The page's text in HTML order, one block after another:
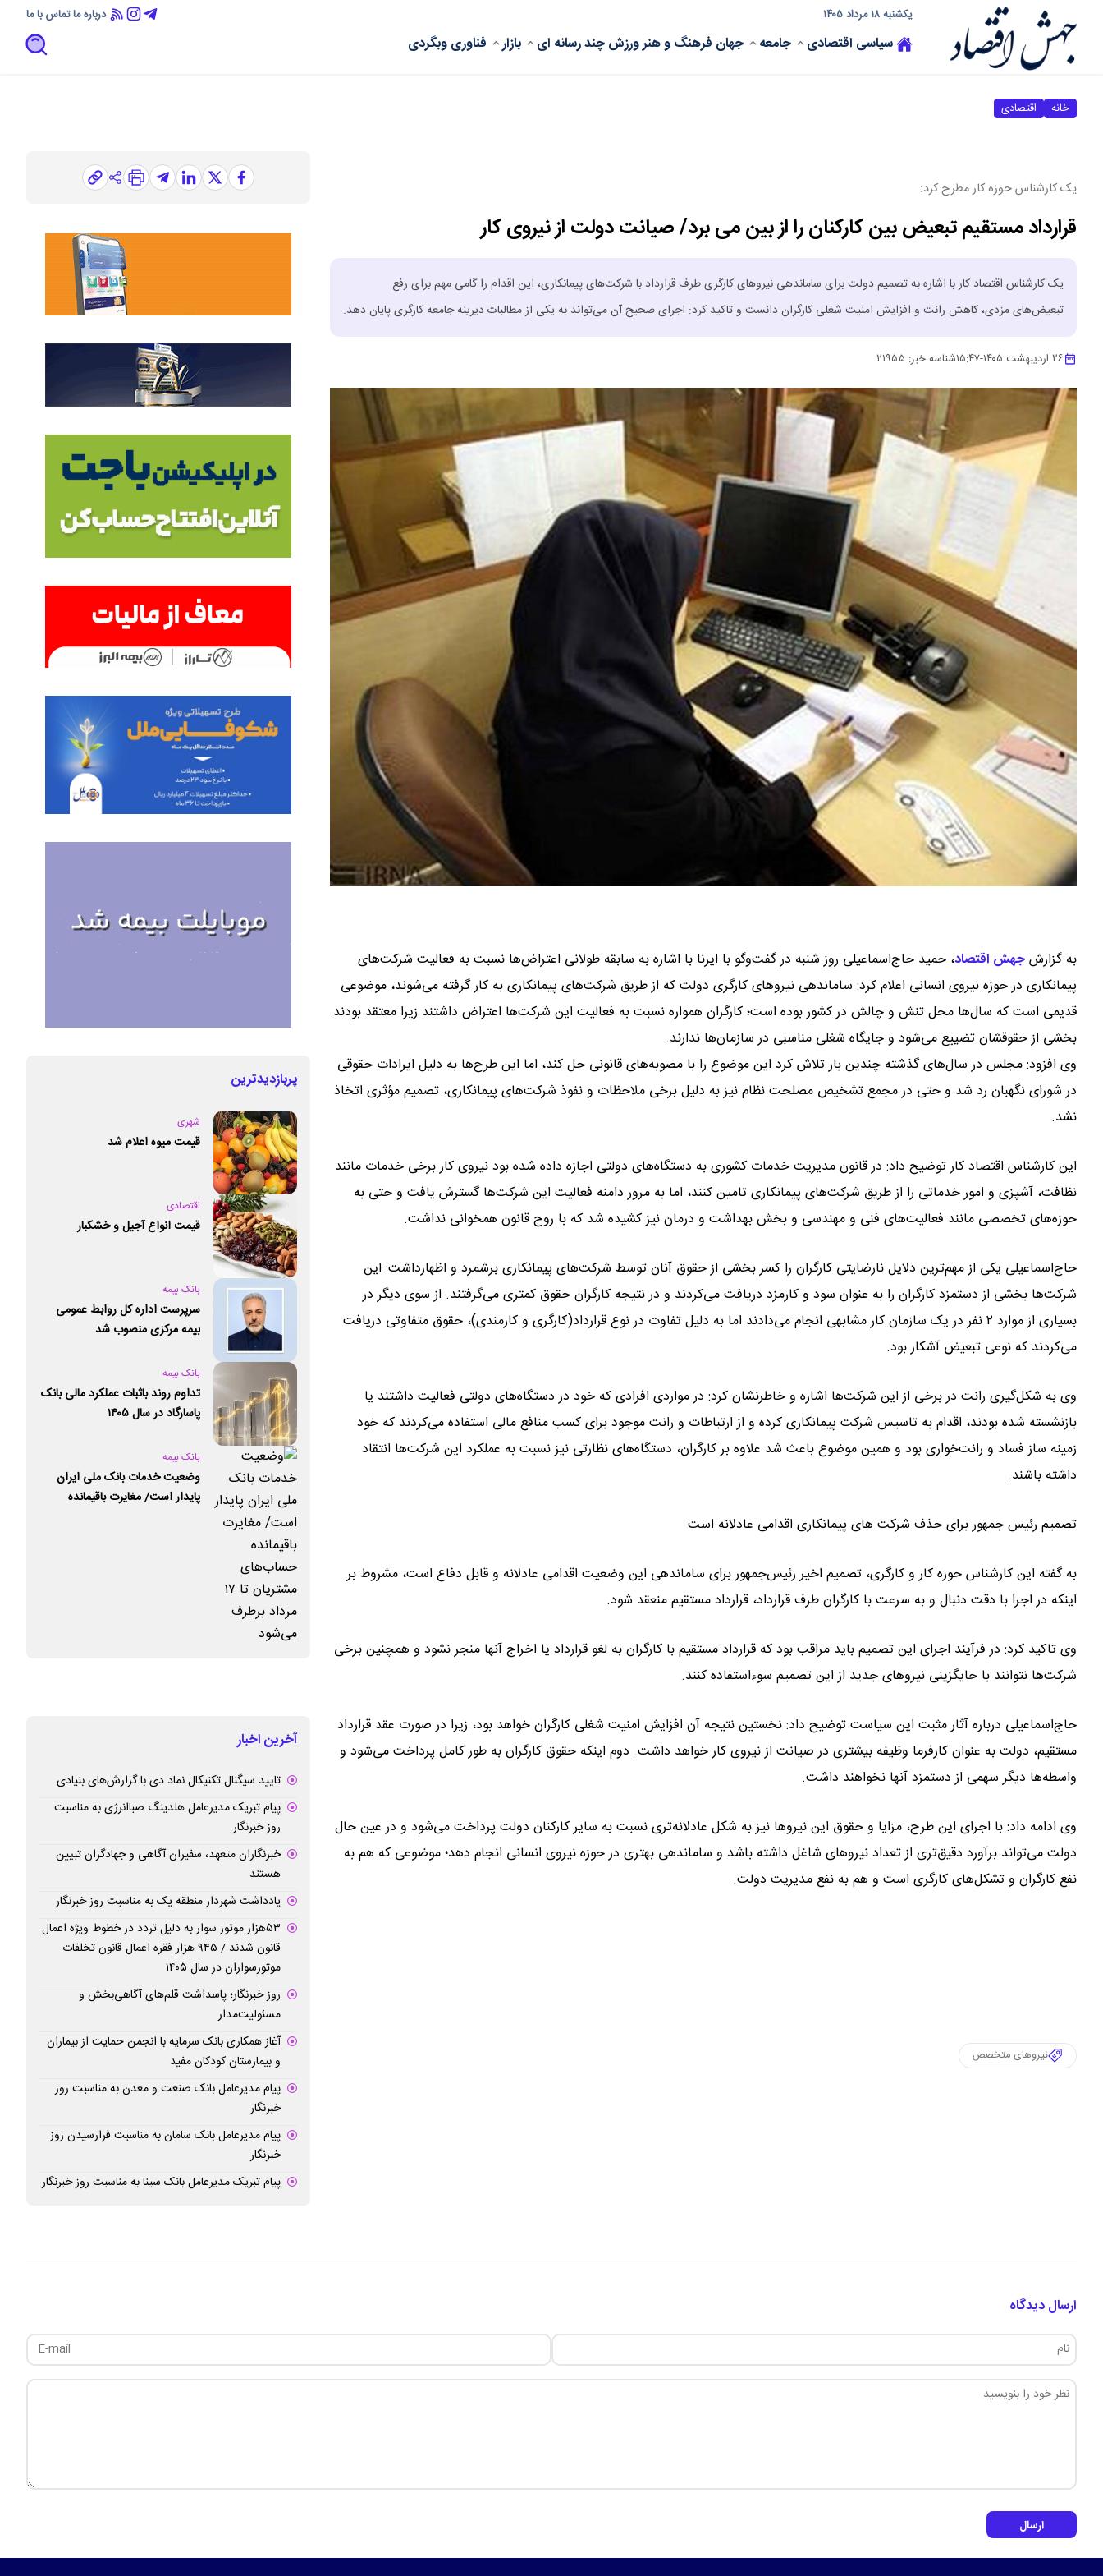
یکشنبه ۱۸ مرداد ۱۴۰۵ درباره ماتماس با ما
سیاسی اقتصادی جامعه جهان فرهنگ و هنرورزشچند رسانه ای بازار فناوریوبگردی
خانه اقتصادی
یک کارشناس حوزه کار مطرح کرد:
قرارداد مستقیم تبعیض بین کارکنان را از بین می برد/ صیانت دولت از نیروی کار
یک کارشناس اقتصاد کار با اشاره به تصمیم دولت برای ساماندهی نیروهای کارگری طرف قرارداد با شرکت‌های پیمانکاری، این اقدام را گامی مهم برای رفع
تبعیض‌های مزدی، کاهش رانت و افزایش امنیت شغلی کارگران دانست و تاکید کرد: اجرای صحیح آن می‌تواند به یکی از مطالبات دیرینه جامعه کارگری پایان دهد.
۲۶ اردیبهشت ۱۴۰۵ -۱۵:۴۷شناسه خبر: ۲۱۹۵۵
به گزارشجهش اقتصاد، حمید حاج‌اسماعیلی روز شنبه در گفت‌وگو با ایرنا با اشاره به سابقه طولانی اعتراض‌ها نسبت به فعالیت شرکت‌های
پیمانکاری در حوزه نیروی انسانی اعلام کرد: ساماندهی نیروهای کارگری دولت که از طریق شرکت‌های پیمانکاری به کار گرفته می‌شوند، موضوعی
قدیمی است که سال‌ها محل تنش و چالش در کشور بوده است؛ کارگران همواره نسبت به فعالیت این شرکت‌ها اعتراض داشتند زیرا معتقد بودند
بخشی از حقوقشان تضییع می‌شود و جایگاه شغلی مناسبی در سازمان‌ها ندارند.
وی افزود: مجلس در سال‌های گذشته چندین بار تلاش کرد این موضوع را با مصوبه‌های قانونی حل کند، اما این طرح‌ها به دلیل ایرادات حقوقی
در شورای نگهبان رد شد و حتی در مجمع تشخیص مصلحت نظام نیز به دلیل برخی ملاحظات و نفوذ شرکت‌های پیمانکاری، تصمیم مؤثری اتخاذ
نشد.
این کارشناس اقتصاد کار توضیح داد: در قانون مدیریت خدمات کشوری به دستگاه‌های دولتی اجازه داده شده بود نیروی کار برخی خدمات مانند
نظافت، آشپزی و امور خدماتی را از طریق شرکت‌های پیمانکاری تامین کنند، اما به مرور دامنه فعالیت این شرکت‌ها گسترش یافت و حتی به
حوزه‌های تخصصی مانند فعالیت‌های فنی و مهندسی و بخش بهداشت و درمان نیز کشیده شد که با روح قانون همخوانی نداشت.
حاج‌اسماعیلی یکی از مهم‌ترین دلایل نارضایتی کارگران را کسر بخشی از حقوق آنان توسط شرکت‌های پیمانکاری برشمرد و اظهارداشت: این
شرکت‌ها بخشی از دستمزد کارگران را به عنوان سود و کارمزد دریافت می‌کردند و در نتیجه کارگران حقوق کمتری می‌گرفتند. از سوی دیگر در
بسیاری از موارد ۲ نفر در یک سازمان کار مشابهی انجام می‌دادند اما به دلیل تفاوت در نوع قرارداد(کارگری و کارمندی)، حقوق متفاوتی دریافت
می‌کردند که نوعی تبعیض آشکار بود.
وی به شکل‌گیری رانت در برخی از این شرکت‌ها اشاره و خاطرنشان کرد: در مواردی افرادی که خود در دستگاه‌های دولتی فعالیت داشتند یا
بازنشسته شده بودند، اقدام به تاسیس شرکت پیمانکاری کرده و از ارتباطات و رانت موجود برای کسب منافع مالی استفاده می‌کردند که خود
زمینه ساز فساد و رانت‌خواری بود و همین موضوع باعث شد علاوه بر کارگران، دستگاه‌های نظارتی نیز نسبت به عملکرد این شرکت‌ها انتقاد
داشته باشند.
تصمیم رئیس جمهور برای حذف شرکت های پیمانکاری اقدامی عادلانه است
به گفته این کارشناس حوزه کار و کارگری، تصمیم اخیر رئیس‌جمهور برای ساماندهی این وضعیت اقدامی عادلانه و قابل دفاع است، مشروط بر
اینکه در اجرا با دقت دنبال و به سرعت با کارگران طرف قرارداد، قرارداد مستقیم منعقد شود.
وی تاکید کرد: در فرآیند اجرای این تصمیم باید مراقب بود که قرارداد مستقیم با کارگران به لغو قرارداد یا اخراج آنها منجر نشود و همچنین برخی
شرکت‌ها نتوانند با جایگزینی نیروهای جدید از این تصمیم سوءاستفاده کنند.
حاج‌اسماعیلی درباره آثار مثبت این سیاست توضیح داد: نخستین نتیجه آن افزایش امنیت شغلی کارگران خواهد بود، زیرا در صورت عقد قرارداد
مستقیم، دولت به عنوان کارفرما وظیفه بیشتری در صیانت از نیروی کار خواهد داشت. دوم اینکه حقوق کارگران به طور کامل پرداخت می‌شود و
واسطه‌ها دیگر سهمی از دستمزد آنها نخواهند داشت.
وی ادامه داد: با اجرای این طرح، مزایا و حقوق این نیروها نیز به شکل عادلانه‌تری نسبت به سایر کارکنان دولت پرداخت می‌شود و در عین حال
دولت می‌تواند برآورد دقیق‌تری از تعداد نیروهای شاغل داشته باشد و ساماندهی بهتری در حوزه نیروی انسانی انجام دهد؛ موضوعی که هم به
نفع کارگران و تشکل‌های کارگری است و هم به نفع مدیریت دولت.
نیروهای متخصص
پربازدیدترین
شهری
قیمت میوه اعلام شد
اقتصادی
قیمت انواع آجیل و خشکبار
بانک بیمه
سرپرست اداره کل روابط عمومی
بیمه مرکزی منصوب شد
بانک بیمه
تداوم روند باثبات عملکرد مالی بانک
پاسارگاد در سال ۱۴۰۵
بانک بیمه
وضعیت خدمات بانک ملی ایران
پایدار است/ مغایرت‌ باقیمانده
آخرین اخبار
تایید سیگنال تکنیکال نماد دی با گزارش‌های بنیادی
پیام تبریک مدیرعامل هلدینگ صباانرژی به مناسبت
روز خبرنگار
خبرنگاران متعهد، سفیران آگاهی و جهادگران تبیین
هستند
یادداشت شهردار منطقه یک به مناسبت روز خبرنگار
۵۳هزار موتور سوار به دلیل تردد در خطوط ویژه اعمال
قانون شدند / ۹۴۵ هزار فقره اعمال قانون تخلفات
موتورسواران در سال ۱۴۰۵
روز خبرنگار؛ پاسداشت قلم‌های آگاهی‌بخش و
مسئولیت‌مدار
آغاز همکاری بانک سرمایه با انجمن حمایت از بیماران
و بیمارستان کودکان مفید
پیام مدیرعامل بانک صنعت و معدن به مناسبت روز
خبرنگار
پیام مدیرعامل بانک سامان به مناسبت فرارسیدن روز
خبرنگار
پیام تبریک مدیرعامل بانک سینا به مناسبت روز خبرنگار
ارسال دیدگاه
ارسال